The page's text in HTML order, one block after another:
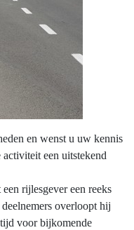
en wenst u uw kennis
een uitstekend
rijlesgever een reeks
overloopt hij
voor bijkomende